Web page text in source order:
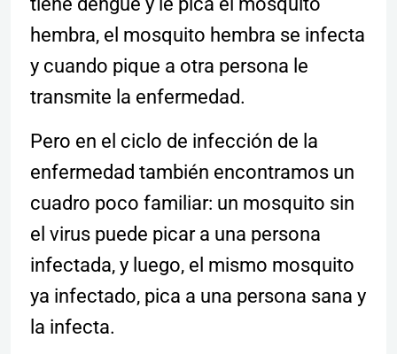
hembra, el mosquito hembra se infecta
y cuando pique a otra persona le
transmite la enfermedad.
Pero en el ciclo de infección de la
enfermedad también encontramos un
cuadro poco familiar: un mosquito sin
el virus puede picar a una persona
infectada, y luego, el mismo mosquito
ya infectado, pica a una persona sana y
la infecta.